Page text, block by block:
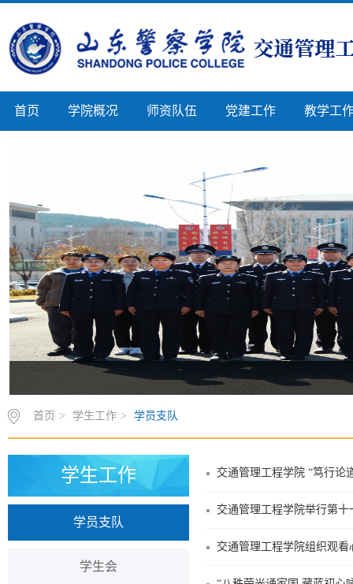
首页 学院概况 师资队伍 党建工作 教学工
首页 > 学生工作 > 学员支队
学生工作
学员支队
学生会
交通管理工程学院 “笃行论
交通管理工程学院举行第
交通管理工程学院组织观